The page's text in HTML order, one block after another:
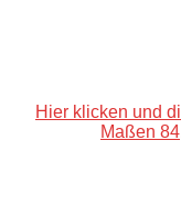
Hier klicken und
Maßen